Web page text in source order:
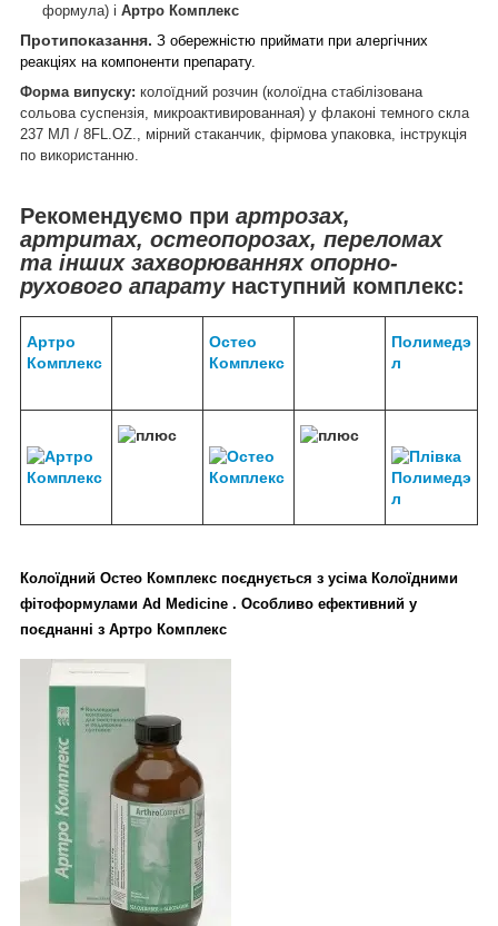
формула) і Артро Комплекс
Протипоказання. З обережністю приймати при алергічних
реакціях на компоненти препарату.
Форма випуску: колоїдний розчин (колоїдна стабілізована
сольова суспензія, микроактивированная) у флаконі темного скла
237 МЛ / 8FL.OZ., мірний стаканчик, фірмова упаковка, інструкція
по використанню.
Рекомендуємо при артрозах,
артритах, остеопорозах, переломах
та інших захворюваннях опорно-
рухового апаратунаступний комплекс:
Артро
Комплекс
Остео
Комплекс
Полимедэ
л
Колоїдний Остео Комплекс поєднується з усіма Колоїдними
фітоформулами Ad Medicine . Особливо ефективний у
поєднанні з Артро Комплекс